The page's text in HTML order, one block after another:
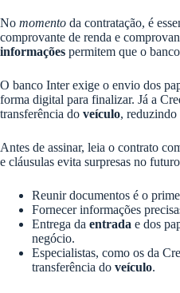
No momento da contratação, é
comprovante de renda e
informações permitem que o
O banco Inter exige o envio dos
forma digital para finalizar. Já a
transferência do veículo, reduzindo
Antes de assinar, leia o contrato
e cláusulas evita surpresas no
Reunir documentos é o
Fornecer informações
Entrega da entrada e dos
negócio.
Especialistas, como os da
transferência do veículo.